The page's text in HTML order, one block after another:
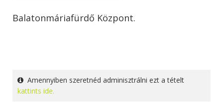
Balatonmáriafürdő Központ.
Amennyiben szeretnéd adminisztrálni ezt a tételt
kattints ide.